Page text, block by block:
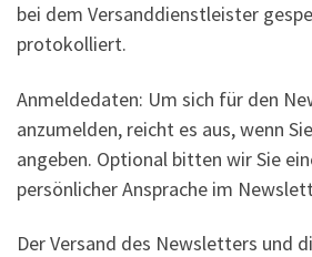
bei dem Versanddienstleister
protokolliert.
Anmeldedaten: Um sich für den
anzumelden, reicht es aus, wenn
angeben. Optional bitten wir Sie
persönlicher Ansprache im
Der Versand des Newsletters und